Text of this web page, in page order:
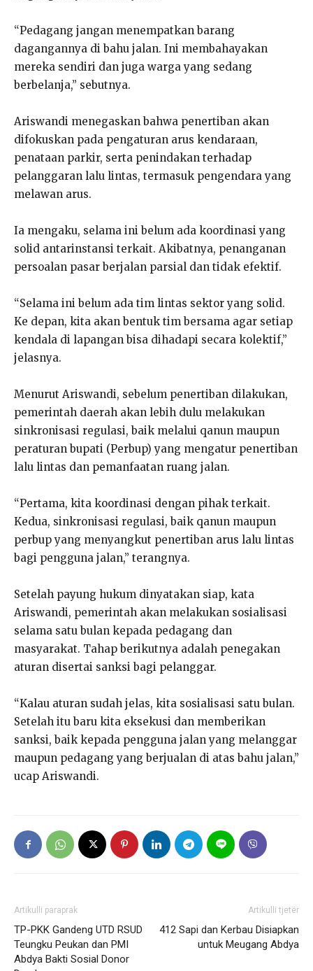
“Pedagang jangan menempatkan barang
dagangannya di bahu jalan. Ini membahayakan
mereka sendiri dan juga warga yang sedang
berbelanja,” sebutnya.
Ariswandi menegaskan bahwa penertiban akan
difokuskan pada pengaturan arus kendaraan,
penataan parkir, serta penindakan terhadap
pelanggaran lalu lintas, termasuk pengendara yang
melawan arus.
Ia mengaku, selama ini belum ada koordinasi yang
solid antarinstansi terkait. Akibatnya, penanganan
persoalan pasar berjalan parsial dan tidak efektif.
“Selama ini belum ada tim lintas sektor yang solid.
Ke depan, kita akan bentuk tim bersama agar setiap
kendala di lapangan bisa dihadapi secara kolektif,”
jelasnya.
Menurut Ariswandi, sebelum penertiban dilakukan,
pemerintah daerah akan lebih dulu melakukan
sinkronisasi regulasi, baik melalui qanun maupun
peraturan bupati (Perbup) yang mengatur penertiban
lalu lintas dan pemanfaatan ruang jalan.
“Pertama, kita koordinasi dengan pihak terkait.
Kedua, sinkronisasi regulasi, baik qanun maupun
perbup yang menyangkut penertiban arus lalu lintas
bagi pengguna jalan,” terangnya.
Setelah payung hukum dinyatakan siap, kata
Ariswandi, pemerintah akan melakukan sosialisasi
selama satu bulan kepada pedagang dan
masyarakat. Tahap berikutnya adalah penegakan
aturan disertai sanksi bagi pelanggar.
“Kalau aturan sudah jelas, kita sosialisasi satu bulan.
Setelah itu baru kita eksekusi dan memberikan
sanksi, baik kepada pengguna jalan yang melanggar
maupun pedagang yang berjualan di atas bahu jalan,”
ucap Ariswandi.
Artikulli paraprak
TP-PKK Gandeng UTD RSUD
Teungku Peukan dan PMI
Abdya Bakti Sosial Donor
Artikulli tjetër
412 Sapi dan Kerbau Disiapkan
untuk Meugang Abdya